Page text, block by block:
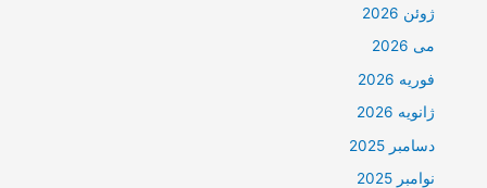
ژوئن 2026
می 2026
فوریه 2026
ژانویه 2026
دسامبر 2025
نوامبر 2025